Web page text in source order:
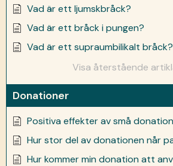
Vad är ett ljumskbråck?
Vad är ett bråck i pungen?
Vad är ett supraumbilikalt bråck?
Visa återstående
Donationer
Positiva effekter av små
Hur stor del av donationen når
Hur kommer min donation att